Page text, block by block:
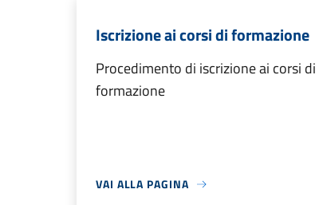
Iscrizione ai corsi di formazione
Procedimento di iscrizione ai corsi di
formazione
VAI ALLA PAGINA